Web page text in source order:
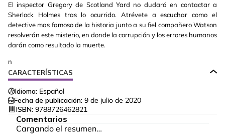
El inspector Gregory de Scotland Yard no dudará en contactar a
Sherlock Holmes tras lo ocurrido. Atrévete a escuchar como el
detective mas famoso de la historia junto a su fiel compañero Watson
resolverán este misterio, en donde la corrupción y los errores humanos
darán como resultado la muerte.
n
CARACTERÍSTICAS
Idioma: Español
Fecha de publicación: 9 de julio de 2020
ISBN: 9788726462821
Comentarios
Cargando el resumen…